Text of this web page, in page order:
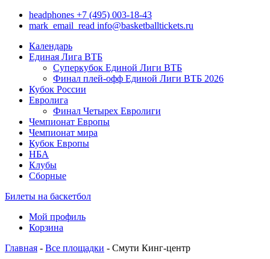
headphones +7 (495) 003-18-43
mark_email_read info@basketballtickets.ru
Календарь
Единая Лига ВТБ
Суперкубок Единой Лиги ВТБ
Финал плей-офф Единой Лиги ВТБ 2026
Кубок России
Евролига
Финал Четырех Евролиги
Чемпионат Европы
Чемпионат мира
Кубок Европы
НБА
Клубы
Сборные
Билеты на баскетбол
Мой профиль
Корзина
Главная - Все площадки - Смути Кинг-центр